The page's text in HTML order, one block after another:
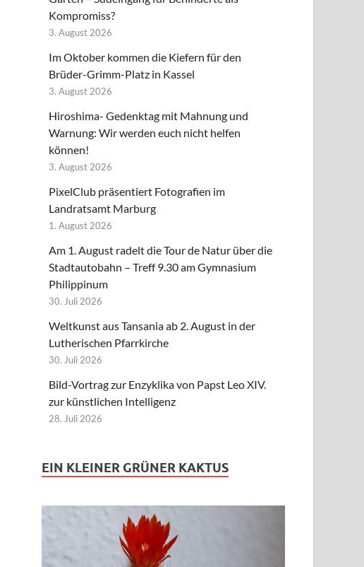
Kompromiss?
3. August 2026
Im Oktober kommen die Kiefern für den
Brüder-Grimm-Platz in Kassel
3. August 2026
Hiroshima- Gedenktag mit Mahnung und
Warnung: Wir werden euch nicht helfen
können!
3. August 2026
PixelClub präsentiert Fotografien im
Landratsamt Marburg
1. August 2026
Am 1. August radelt die Tour de Natur über die
Stadtautobahn – Treff 9.30 am Gymnasium
Philippinum
30. Juli 2026
Weltkunst aus Tansania ab 2. August in der
Lutherischen Pfarrkirche
30. Juli 2026
Bild-Vortrag zur Enzyklika von Papst Leo XIV.
zur künstlichen Intelligenz
28. Juli 2026
EIN KLEINER GRÜNER KAKTUS